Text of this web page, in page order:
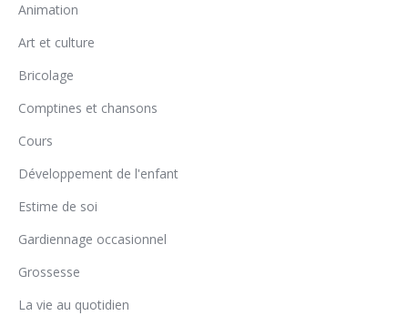
Animation
Art et culture
Bricolage
Comptines et chansons
Cours
Développement de l'enfant
Estime de soi
Gardiennage occasionnel
Grossesse
La vie au quotidien